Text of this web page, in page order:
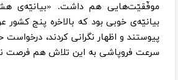
موفّقیّت‌هایی هم داشت. «بیانیّه‌ی
بیانیّه‌ی خوبی بود که بالاخره پنج
پیوستند و اظهار نگرانی کردند،
سرعت فروپاشی به این تلاش هم فرصت